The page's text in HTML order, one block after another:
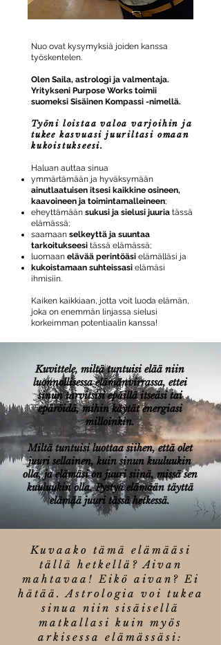
Nuo ovat kysymyksiä joiden kanssa
työskentelen.
Olen Saila, astrologi ja valmentaja.
Yritykseni Purpose Works toimii
suomeksi Sisäinen Kompassi -nimellä.
Työni loistaa valoa varjoihin ja
tukee kasvuasi juuriltasi omaan
kukoistukseesi.
Haluan auttaa sinua
ymmärtämään ja hyväksymään
ainutlaatuisen itsesi kaikkine osineen,
kaavoineen ja toimintamalleineen;
eheyttämään sukusi ja sielusi juuria tässä
elämässä;
saamaan selkeyttä ja suuntaa
tarkoitukseesi tässä elämässä;
luomaan elävää perintöäsi elämälläsi ja
kukoistamaan suhteissasi elämäsi
ihmisiin.
Kaiken kaikkiaan, jotta voit luoda elämän,
joka on enemmän linjassa sielusi
korkeimman potentiaalin kanssa!
Kuvittele, miltä tuntuisi elää niin
luonnollisessa elämänvirrassa, ettei
sinun tarvitsisi epäillä itseäsi tai
epäröidä, mihin käytät energiasi
milloinkin.
Miltä tuntuisi luottaa siihen, että olet
juuri sellainen, kuin sinun kuuluukin
olla, ja elämäsi on juuri siinä, missä sen
kuuluukin olla. Pystyä elämään täyttä
elämää juuri tässä hetkessä.
Kuvaako tämä elämääsi
tällä hetkellä? Aivan
mahtavaa! Eikö aivan? Ei
hätää. Astrologia voi tukea
sinua niin sisäisellä
matkallasi kuin myös
arkisessa elämässäsi: